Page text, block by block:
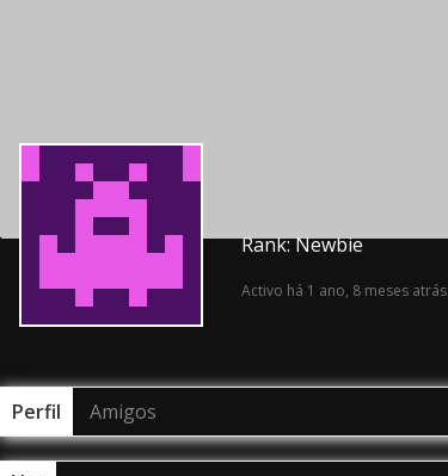
Rank: Newbie
Activo há 1 ano, 8 meses atrás
Perfil Amigos